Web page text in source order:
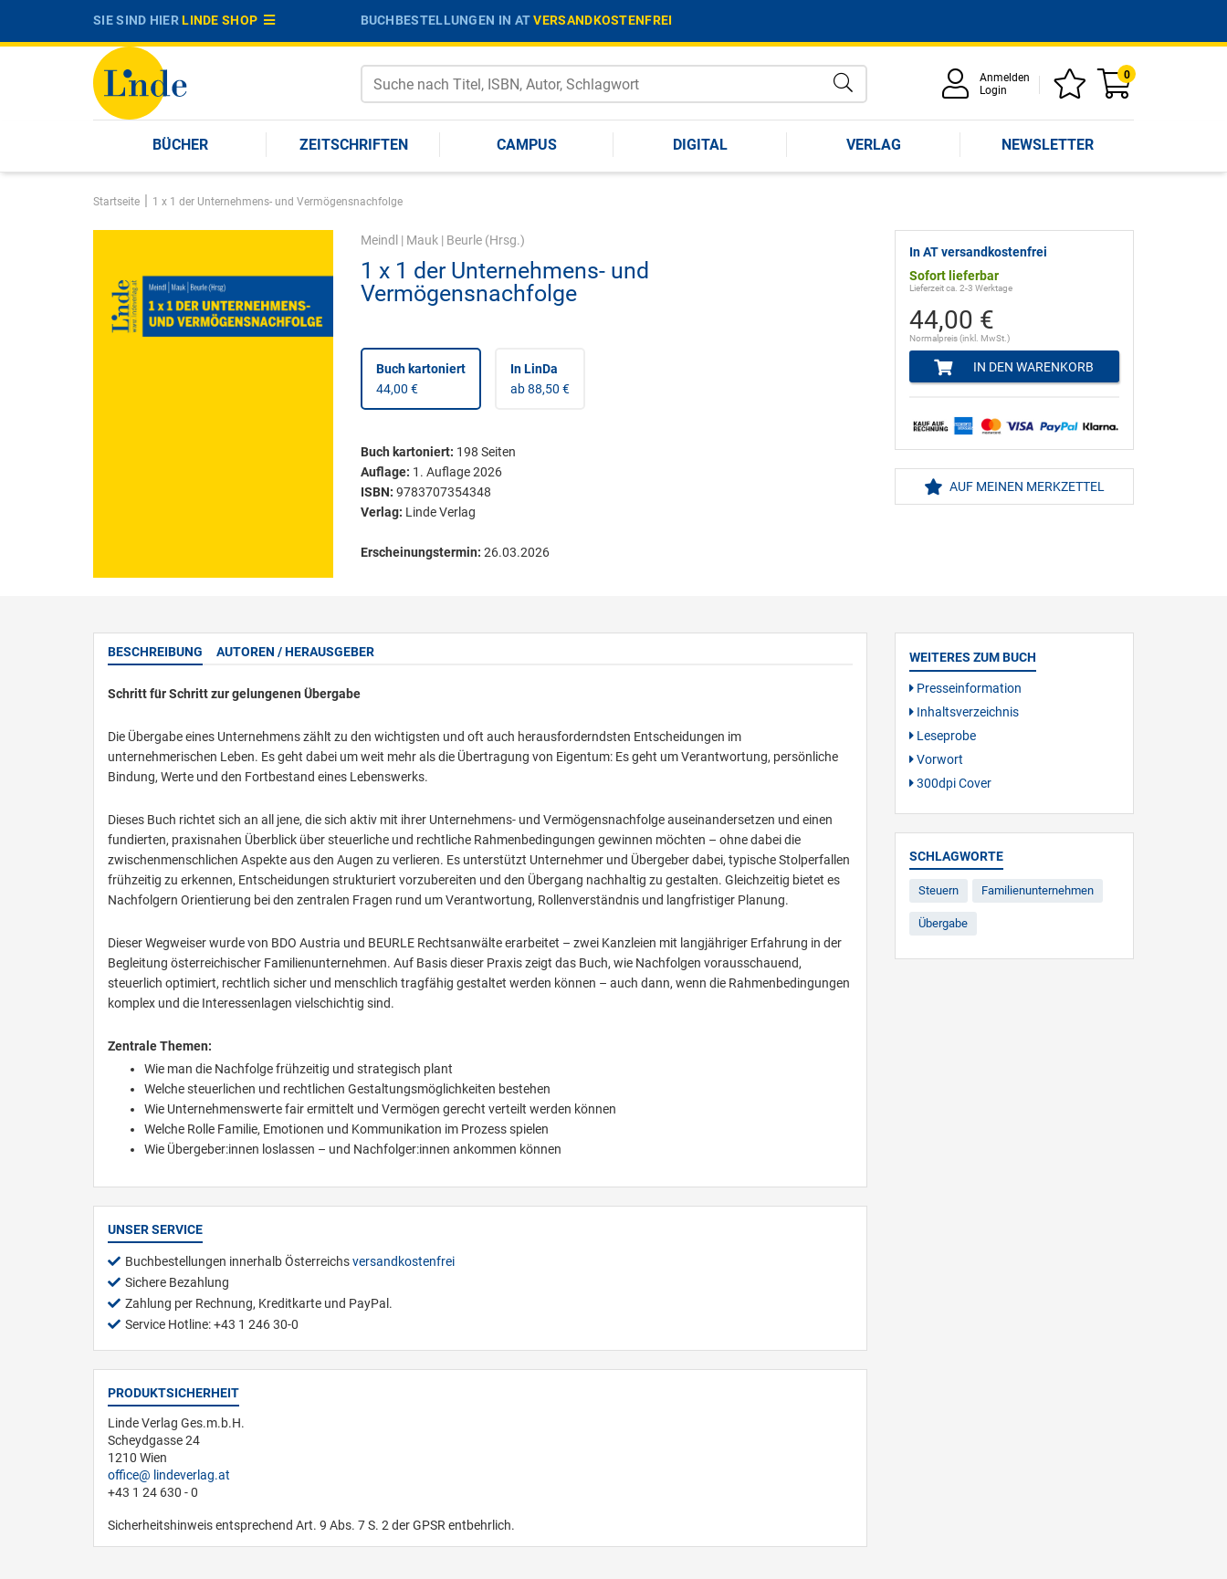
SIE SIND HIERLINDE SHOP BUCHBESTELLUNGEN IN ATVERSANDKOSTENFREI
Anmelden
Login
0
BÜCHER ZEITSCHRIFTEN CAMPUS DIGITAL VERLAG NEWSLETTER
Startseite | 1 x 1 der Unternehmens- und Vermögensnachfolge
Meindl | Mauk| Beurle(Hrsg.)
1 x 1 der Unternehmens- und
Vermögensnachfolge
Buch kartoniert
44,00 €
In LinDa
ab 88,50 €
Buch kartoniert: 198 Seiten
Auflage: 1. Auflage 2026
ISBN: 9783707354348
Verlag: Linde Verlag
Erscheinungstermin: 26.03.2026
In AT versandkostenfrei
Sofort lieferbar
Lieferzeit ca. 2-3 Werktage
44,00 €
Normalpreis (inkl. MwSt.)
IN DEN WARENKORB
AUF MEINEN MERKZETTEL
BESCHREIBUNG AUTOREN / HERAUSGEBER
Schritt für Schritt zur gelungenen Übergabe
Die Übergabe eines Unternehmens zählt zu den wichtigsten und oft auch herausforderndsten Entscheidungen im
unternehmerischen Leben. Es geht dabei um weit mehr als die Übertragung von Eigentum: Es geht um Verantwortung, persönliche
Bindung, Werte und den Fortbestand eines Lebenswerks.
Dieses Buch richtet sich an all jene, die sich aktiv mit ihrer Unternehmens- und Vermögensnachfolge auseinandersetzen und einen
fundierten, praxisnahen Überblick über steuerliche und rechtliche Rahmenbedingungen gewinnen möchten – ohne dabei die
zwischenmenschlichen Aspekte aus den Augen zu verlieren. Es unterstützt Unternehmer und Übergeber dabei, typische Stolperfallen
frühzeitig zu erkennen, Entscheidungen strukturiert vorzubereiten und den Übergang nachhaltig zu gestalten. Gleichzeitig bietet es
Nachfolgern Orientierung bei den zentralen Fragen rund um Verantwortung, Rollenverständnis und langfristiger Planung.
Dieser Wegweiser wurde von BDO Austria und BEURLE Rechtsanwälte erarbeitet – zwei Kanzleien mit langjähriger Erfahrung in der
Begleitung österreichischer Familienunternehmen. Auf Basis dieser Praxis zeigt das Buch, wie Nachfolgen vorausschauend,
steuerlich optimiert, rechtlich sicher und menschlich tragfähig gestaltet werden können – auch dann, wenn die Rahmenbedingungen
komplex und die Interessenlagen vielschichtig sind.
Zentrale Themen:
Wie man die Nachfolge frühzeitig und strategisch plant
Welche steuerlichen und rechtlichen Gestaltungsmöglichkeiten bestehen
Wie Unternehmenswerte fair ermittelt und Vermögen gerecht verteilt werden können
Welche Rolle Familie, Emotionen und Kommunikation im Prozess spielen
Wie Übergeber:innen loslassen – und Nachfolger:innen ankommen können
UNSER SERVICE
Buchbestellungen innerhalb Österreichsversandkostenfrei
Sichere Bezahlung
Zahlung per Rechnung, Kreditkarte und PayPal.
Service Hotline: +43 1 246 30-0
PRODUKTSICHERHEIT
Linde Verlag Ges.m.b.H.
Scheydgasse 24
1210 Wien
office
lindeverlag.at
+43 1 24 630 - 0
Sicherheitshinweis entsprechend Art. 9 Abs. 7 S. 2 der GPSR entbehrlich.
WEITERES ZUM BUCH
Presseinformation
Inhaltsverzeichnis
Leseprobe
Vorwort
300dpi Cover
SCHLAGWORTE
Steuern Familienunternehmen
Übergabe